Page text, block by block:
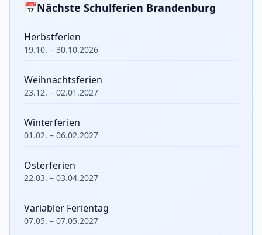
📅Nächste Schulferien Brandenburg
Herbstferien
19.10. – 30.10.2026
Weihnachtsferien
23.12. – 02.01.2027
Winterferien
01.02. – 06.02.2027
Osterferien
22.03. – 03.04.2027
Variabler Ferientag
07.05. – 07.05.2027